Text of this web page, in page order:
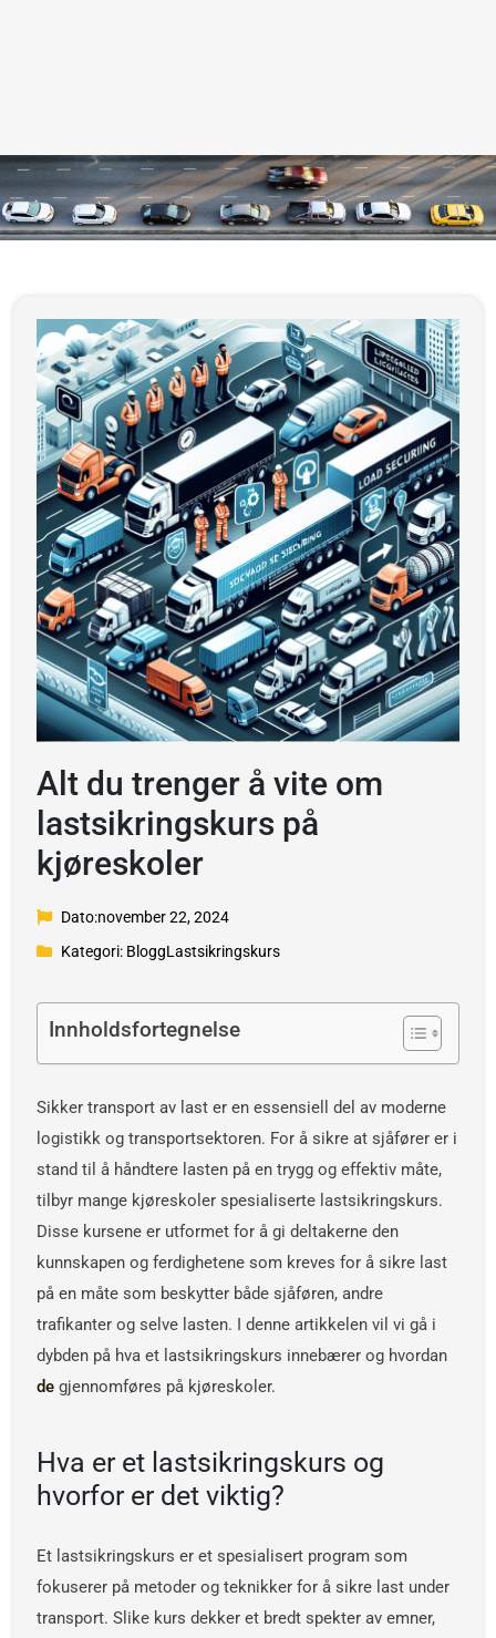
Alt du trenger å vite om
lastsikringskurs på
kjøreskoler
Dato:november 22, 2024
Kategori: BloggLastsikringskurs
Innholdsfortegnelse
Sikker transport av last er en essensiell del av moderne
logistikk og transportsektoren. For å sikre at sjåfører er i
stand til å håndtere lasten på en trygg og effektiv måte,
tilbyr mange kjøreskoler spesialiserte lastsikringskurs.
Disse kursene er utformet for å gi deltakerne den
kunnskapen og ferdighetene som kreves for å sikre last
på en måte som beskytter både sjåføren, andre
trafikanter og selve lasten. I denne artikkelen vil vi gå i
dybden på hva et lastsikringskurs innebærer og hvordan
de gjennomføres på kjøreskoler.
Hva er et lastsikringskurs og
hvorfor er det viktig?
Et lastsikringskurs er et spesialisert program som
fokuserer på metoder og teknikker for å sikre last under
transport. Slike kurs dekker et bredt spekter av emner,